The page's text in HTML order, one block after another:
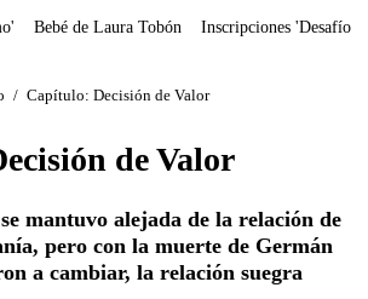
Bebé de Laura Tobón Inscripciones 'Desafío'
/ Capítulo: Decisión de Valor
de Valor
mantuvo alejada de la relación de
pero con la muerte de Germán
a cambiar, la relación suegra